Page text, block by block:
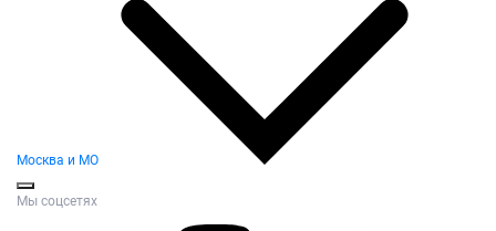
Москва и МО
Мы соцсетях